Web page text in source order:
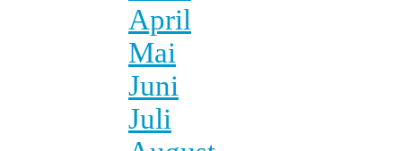
April
Mai
Juni
Juli